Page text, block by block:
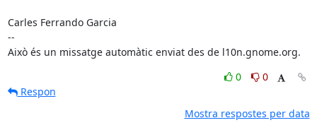
Carles Ferrando Garcia
--
Això és un missatge automàtic enviat des de l10n.gnome.org.
0
0
Respon
Mostra respostes per data